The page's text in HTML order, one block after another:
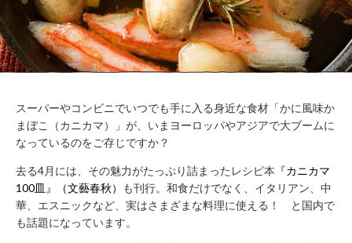
スーパーやコンビニでいつでも手に入る身近な食材「かに風味か
まぼこ（カニカマ）」が、いまヨーロッパやアジアで大ブームに
なっているのをご存じですか？
去る4月には、その魅力がたっぷり詰まったレシピ本 『カニカマ
100皿』（文藝春秋）
も刊行。和食だけでなく、イタリアン、中
華、エスニックなど、実はさまざまな料理に使える！ と国内で
も話題になっています。
FLOW（ご
利用の流
れ）
KITCHEN
STUDIO
BOOTH
ROOM
WORK
LOUNGE
BUSHITSU
る
REPORT
ACCESS